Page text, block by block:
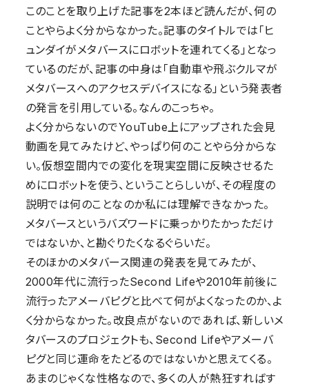
このことを取り上げた記事を2本ほど読んだが、何の
ことやらよく分からなかった。記事のタイトルでは「ヒ
ュンダイがメタバースにロボットを連れてくる」となっ
ているのだが、記事の中身は「自動車や飛ぶクルマが
メタバースへのアクセスデバイスになる」という発表者
の発言を引用している。なんのこっちゃ。
よく分からないのでYouTube上にアップされた会見
動画を見てみたけど、やっぱり何のことやら分からな
い。仮想空間内での変化を現実空間に反映させるた
めにロボットを使う、ということらしいが、その程度の
説明では何のことなのか私には理解できなかった。
メタバースというバズワードに乗っかりたかっただけ
ではないか、と勘ぐりたくなるぐらいだ。
そのほかのメタバース関連の発表を見てみたが、
2000年代に流行ったSecond Lifeや2010年前後に
流行ったアメーバピグと比べて何がよくなったのか、よ
く分からなかった。改良点がないのであれば、新しいメ
タバースのプロジェクトも、Second Lifeやアメーバ
ピグと同じ運命をたどるのではないかと思えてくる。
あまのじゃくな性格なので、多くの人が熱狂すればす